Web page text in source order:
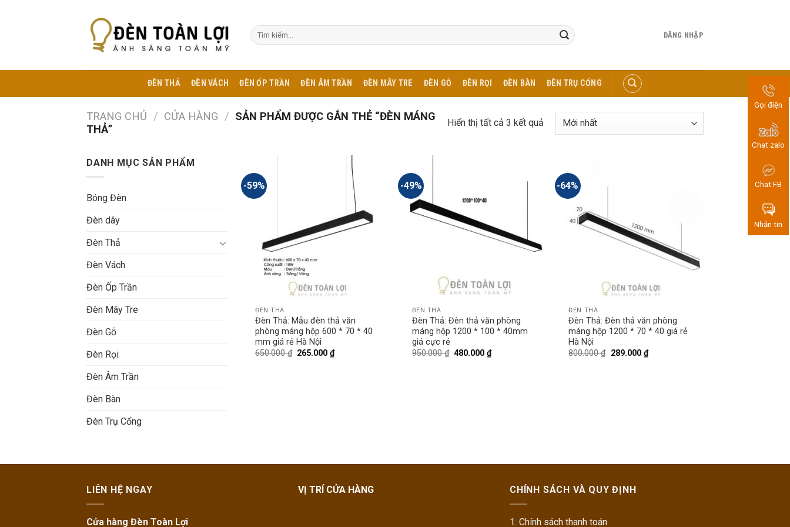
Tìm
kiếm:
ĐĂNG NHẬP
ĐÈN THẢ ĐÈN VÁCH ĐÈN ỐP TRẦN ĐÈN ÂM TRẦN ĐÈN MÂY TRE ĐÈN GỖ ĐÈN RỌI ĐÈN BÀN ĐÈN TRỤ CỔNG
TRANG CHỦ / CỬA HÀNG / SẢN PHẨM ĐƯỢC GẮN THẺ “ĐÈN MÁNG
THẢ”
Hiển thị tất cả 3 kết quả
DANH MỤC SẢN PHẨM
Bóng Đèn
Đèn dây
Đèn Thả
Đèn Vách
Đèn Ốp Trần
Đèn Mây Tre
Đèn Gỗ
Đèn Rọi
Đèn Âm Trần
Đèn Bàn
Đèn Trụ Cổng
-59%
ĐÈN THẢ
Đèn Thả: Mẫu đèn thả văn
phòng máng hộp 600 * 70 * 40
mm giá rẻ Hà Nội
650.000₫ 265.000₫
-49%
ĐÈN THẢ
Đèn Thả: Đèn thả văn phòng
máng hộp 1200 * 100 * 40mm
giá cực rẻ
950.000₫ 480.000₫
-64%
ĐÈN THẢ
Đèn Thả: Đèn thả văn phòng
máng hộp 1200 * 70 * 40 giá rẻ
Hà Nội
800.000₫ 289.000 ₫
LIÊN HỆ NGAY
Cửa hàng Đèn Toàn Lợi
VỊ TRÍ CỬA HÀNG CHÍNH SÁCH VÀ QUY ĐỊNH
1. Chính sách thanh toán
Gọi điện
Chat zalo
Chat FB
Nhắn tin